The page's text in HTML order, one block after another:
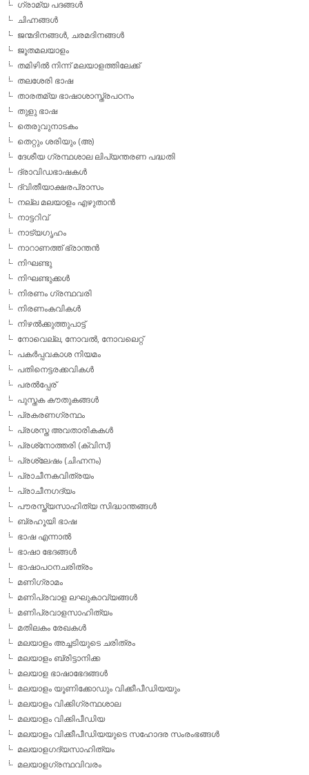
ഗ്രാമ്യ പദങ്ങള്‍
ചിഹ്നങ്ങള്‍
ജന്മദിനങ്ങള്‍, ചരമദിനങ്ങള്‍
ജൂതമലയാളം
തമിഴില്‍ നിന്ന് മലയാളത്തിലേക്ക്
തലശേരി ഭാഷ
താരതമ്യ ഭാഷാശാസ്ത്രപഠനം
തുളു ഭാഷ
തെരുവുനാടകം
തെറ്റും ശരിയും (അ)
ദേശീയ ഗ്രന്ഥശാല ലിപ്യന്തരണ പദ്ധതി
ദ്രാവിഡഭാഷകള്‍
ദ്വിതീയാക്ഷരപ്രാസം
നല്ല മലയാളം എഴുതാന്‍
നാട്ടറിവ്
നാട്യഗൃഹം
നാറാണത്ത് ഭ്രാന്തന്‍
നിഘണ്ടു
നിഘണ്ടുക്കള്‍
നിരണം ഗ്രന്ഥവരി
നിരണംകവികള്‍
നിഴല്‍ക്കുത്തുപാട്ട്
നോവെല്ല, നോവല്‍, നോവലെറ്റ്
പകര്‍പ്പവകാശ നിയമം
പതിനെട്ടരക്കവികള്‍
പരല്‍പ്പേര്
പുസ്തക കൗതുകങ്ങള്‍
പ്രകരണഗ്രന്ഥം
പ്രശസ്ത അവതാരികകള്‍
പ്രശ്‌നോത്തരി (ക്വിസ്)
പ്രശ്ലേഷം (ചിഹ്നനം)
പ്രാചീനകവിത്രയം
പ്രാചീനഗദ്യം
പൗരസ്ത്യസാഹിത്യ സിദ്ധാന്തങ്ങള്‍
ബ്രഹൂയി ഭാഷ
ഭാഷ എന്നാല്‍
ഭാഷാ ഭേദങ്ങള്‍
ഭാഷാപഠനചരിത്രം
മണിഗ്രാമം
മണിപ്രവാള ലഘുകാവ്യങ്ങള്‍
മണിപ്രവാളസാഹിത്യം
മതിലകം രേഖകള്‍
മലയാളം അച്ചടിയുടെ ചരിത്രം
മലയാളം ബ്രിട്ടാനിക്ക
മലയാള ഭാഷാഭേദങ്ങള്‍
മലയാളം യൂണിക്കോഡും വിക്കീപീഡിയയും
മലയാളം വിക്കിഗ്രന്ഥശാല
മലയാളം വിക്കിപീഡിയ
മലയാളം വിക്കീപീഡിയയുടെ സഹോദര സംരംഭങ്ങള്‍
മലയാളഗദ്യസാഹിത്യം
മലയാളഗ്രന്ഥവിവരം